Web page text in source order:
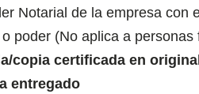
Notarial de la empresa
poder (No aplica a personas
copia certificada en
entregado